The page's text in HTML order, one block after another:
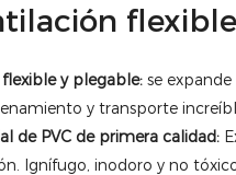
y plegable: se
y transporte
de PVC de primera calidad:
Ignífugo, inodoro y no